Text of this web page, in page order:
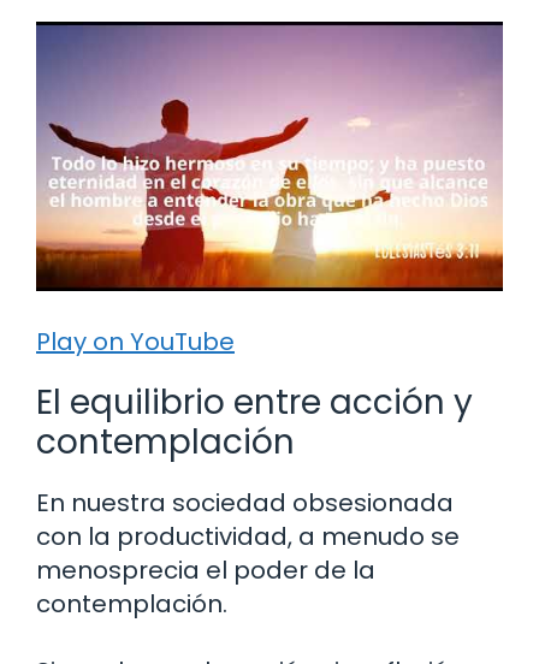
Play on YouTube
El equilibrio entre acción y
contemplación
En nuestra sociedad obsesionada
con la productividad, a menudo se
menosprecia el poder de la
contemplación.